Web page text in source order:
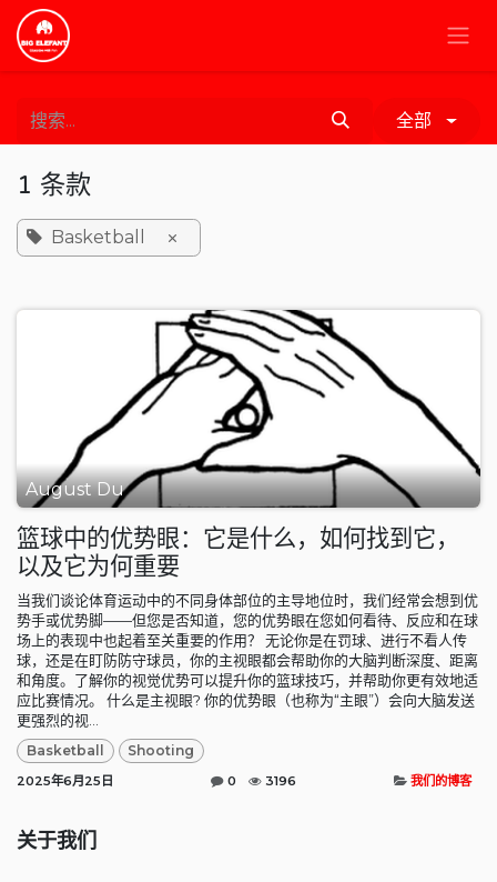
跳至内容
全部
1 条款
Basketball ×
August Du
篮球中的优势眼：它是什么，如何找到它，
以及它为何重要
当我们谈论体育运动中的不同身体部位的主导地位时，我们经常会想到优
势手或优势脚——但您是否知道，您的优势眼在您如何看待、反应和在球
场上的表现中也起着至关重要的作用？ 无论你是在罚球、进行不看人传
球，还是在盯防防守球员，你的主视眼都会帮助你的大脑判断深度、距离
和角度。了解你的视觉优势可以提升你的篮球技巧，并帮助你更有效地适
应比赛情况。 什么是主视眼? 你的优势眼（也称为“主眼”）会向大脑发送
更强烈的视...
Basketball Shooting
2025年6月25日 0 3196 我们的博客
关于我们